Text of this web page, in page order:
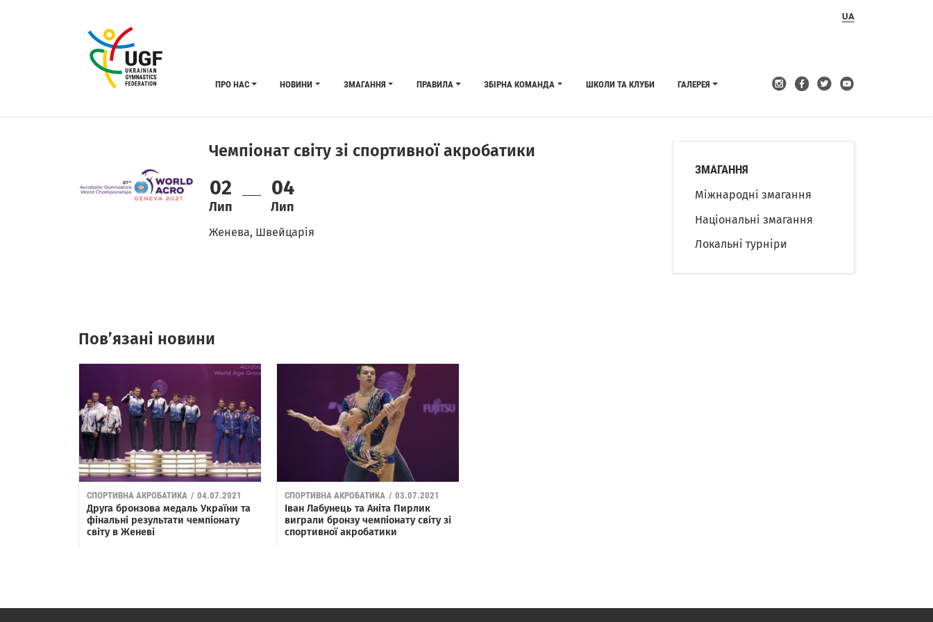
ПРО НАС НОВИНИ ЗМАГАННЯ ПРАВИЛА ЗБІРНА КОМАНДА ШКОЛИ ТА КЛУБИ ГАЛЕРЕЯ
UA
Чемпіонат світу зі спортивної акробатики
02
Лип
04
Лип
Женева, Швейцарія
Пов’язані новини
СПОРТИВНА АКРОБАТИКА / 04.07.2021
Друга бронзова медаль України та
фінальні результати чемпіонату
світу в Женеві
СПОРТИВНА АКРОБАТИКА / 03.07.2021
Іван Лабунець та Аніта Пирлик
виграли бронзу чемпіонату світу зі
спортивної акробатики
ЗМАГАННЯ
Міжнародні змагання
Національні змагання
Локальні турніри